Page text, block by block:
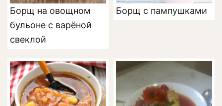
Борщ на овощном
бульоне с варёной
свеклой
Борщ с пампушками